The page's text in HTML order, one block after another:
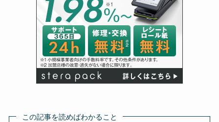
この記事を読めばわかること